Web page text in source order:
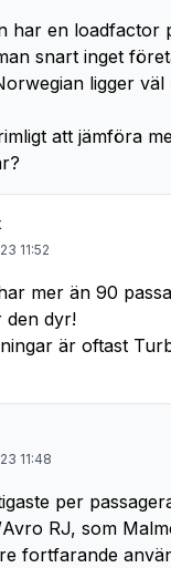
har en loadfactor
snart inget
ligger
att jämföra
11:52
mer än 90
den dyr!
är oftast
11:48
per
RJ, som
fortfarande